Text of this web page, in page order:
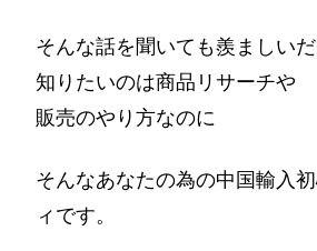
そんな話を聞いても羨ましい
知りたいのは商品リサーチや
販売のやり方なのに
そんなあなたの為の中国輸入
ィです。